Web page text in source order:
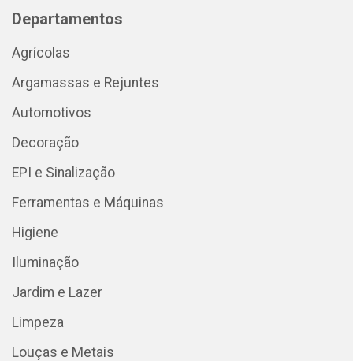
Departamentos
Agrícolas
Argamassas e Rejuntes
Automotivos
Decoração
EPI e Sinalização
Ferramentas e Máquinas
Higiene
Iluminação
Jardim e Lazer
Limpeza
Louças e Metais